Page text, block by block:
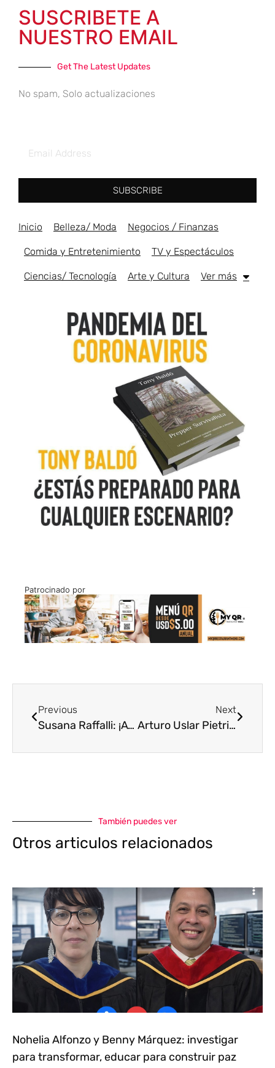
SUSCRIBETE A
NUESTRO EMAIL
Get The Latest Updates
No spam, Solo actualizaciones
SUBSCRIBE
Inicio Belleza/ Moda Negocios / Finanzas
Comida y Entretenimiento TV y Espectáculos
Ciencias/ Tecnología Arte y Cultura Ver más
Patrocinado por
Previous
Susana Raffalli: ¡Ayuda humanitaria!
Next
Arturo Uslar Pietri: Un poco más de su historia
También puedes ver
Otros articulos relacionados
Nohelia Alfonzo y Benny Márquez: investigar
para transformar, educar para construir paz